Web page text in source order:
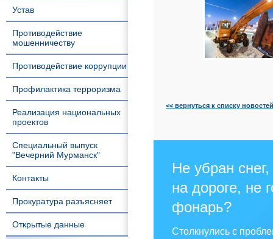
Устав
Противодействие
мошенничеству
Противодействие коррупции
Профилактика терроризма
Реализация национальных
проектов
Специальный выпуск
"Вечерний Мурманск"
Контакты
Прокуратура разъясняет
Открытые данные
<< вернуться к списку новостей
Не убран
на дороге, не
фонарь?
Столкнулись с